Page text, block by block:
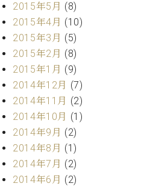
2015年5月 (8)
2015年4月 (10)
2015年3月 (5)
2015年2月 (8)
2015年1月 (9)
2014年12月 (7)
2014年11月 (2)
2014年10月 (1)
2014年9月 (2)
2014年8月 (1)
2014年7月 (2)
2014年6月 (2)